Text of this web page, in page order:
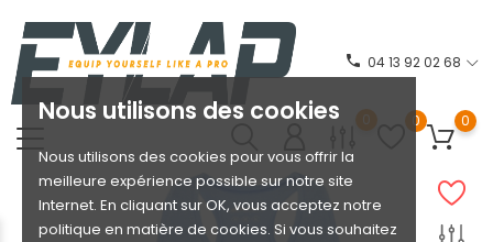
Nous utilisons des cookies
Nous utilisons des cookies pour vous offrir la
meilleure expérience possible sur notre site
Internet. En cliquant sur OK, vous acceptez notre
politique en matière de cookies. Si vous souhaitez
phone 04 13 92 02 68
0 0 0